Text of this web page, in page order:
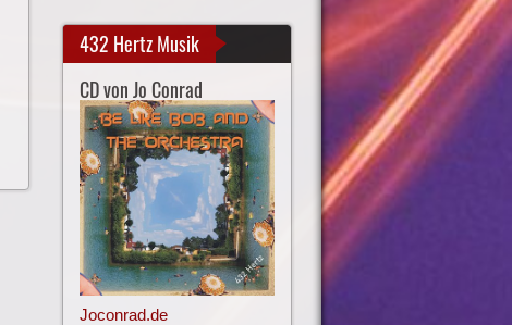
432 Hertz Musik
CD von Jo Conrad
Joconrad.de